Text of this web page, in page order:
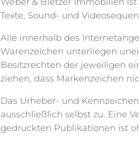
Texte, Sound- und
Alle innerhalb des
Warenzeichen unterliegen
Besitzrechten der jeweiligen
ziehen, dass Markenzeichen
Das Urheber- und
ausschließlich selbst zu. Eine
gedruckten Publikationen ist